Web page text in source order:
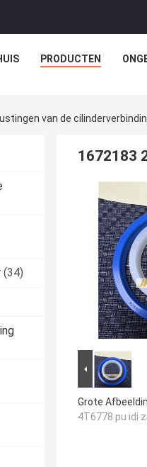
PRODUCTEN
van de
(34)
1672183
Grote
4T6778 pu idi